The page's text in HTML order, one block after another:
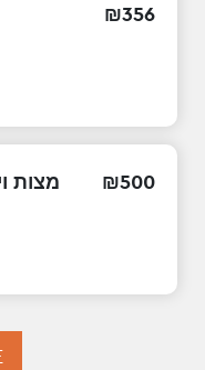
₪356
מצות ₪500